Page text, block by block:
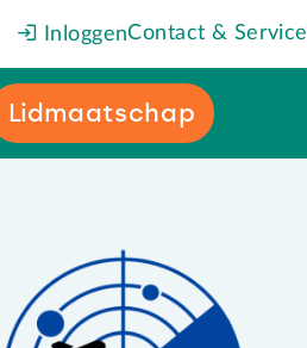
InloggenContact & Service
Lidmaatschap